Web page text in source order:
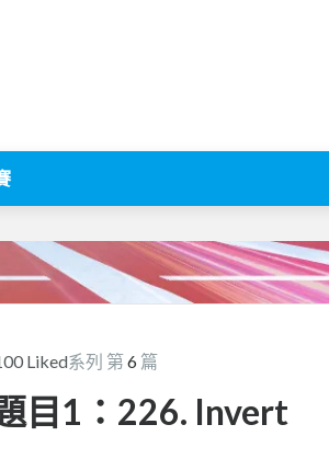
Liked系列 第6 篇
目1：226. Invert